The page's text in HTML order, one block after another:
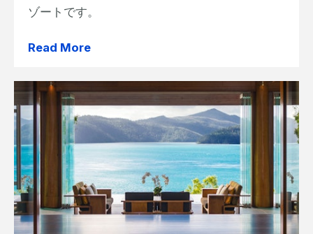
ゾートです。
Read More